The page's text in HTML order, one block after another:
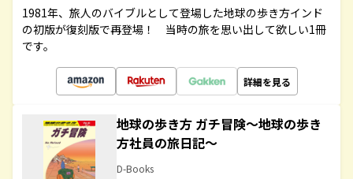
1981年、旅人のバイブルとして登場した地球の歩き方インド
の初版が復刻版で再登場！ 当時の旅を思い出して欲しい1冊
です。
詳細を見る
地球の歩き方 ガチ冒険～地球の歩き
方社員の旅日記～
D-Books